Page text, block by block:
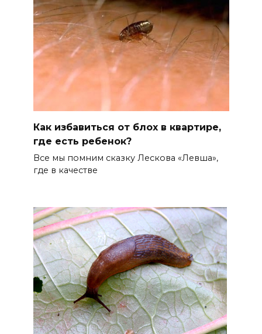
Как избавиться от блох в квартире,
где есть ребенок?
Все мы помним сказку Лескова «Левша»,
где в качестве